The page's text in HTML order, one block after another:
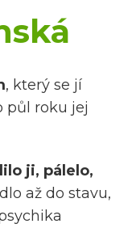
, který se jí
půl roku jej
ji, pálelo,
až do stavu,